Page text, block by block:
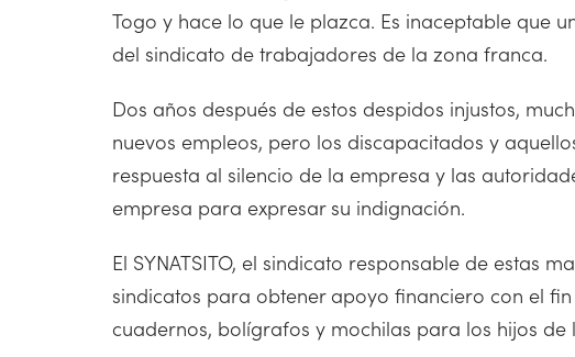
Togo y hace lo que le plazca. Es inaceptable que
del sindicato de trabajadores de la zona franca.
Dos años después de estos despidos injustos,
nuevos empleos, pero los discapacitados y
respuesta al silencio de la empresa y las
empresa para expresar su indignación.
El SYNATSITO, el sindicato responsable de estas
sindicatos para obtener apoyo financiero con el
cuadernos, bolígrafos y mochilas para los hijos